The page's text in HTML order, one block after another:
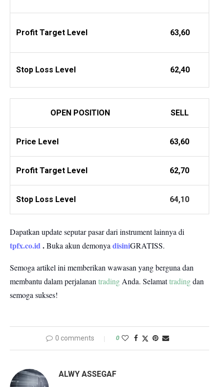
Profit Target Level 63,60
Stop Loss Level 62,40
OPEN POSITION SELL
Price Level 63,60
Profit Target Level 62,70
Stop Loss Level 64,10
Dapatkan update seputar pasar dari instrument lainnya di
tpfx.co.id.Buka akun demonyadisiniGRATISS.
Semoga artikel ini memberikan wawasan yang berguna dan
membantu dalam perjalanantradingAnda. Selamattradingdan
semoga sukses!
0 comments 0
ALWY ASSEGAF